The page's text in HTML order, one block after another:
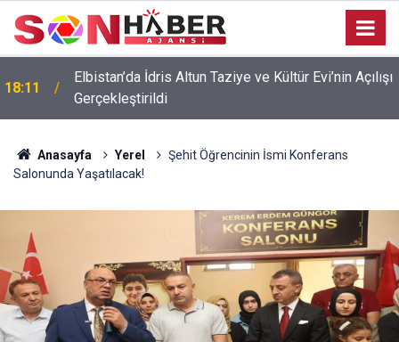
18:11
Elbistan’da İdris Altun Taziye ve Kültür Evi’nin Açılışı
Gerçekleştirildi
Anasayfa Yerel
Şehit Öğrencinin İsmi Konferans
Salonunda Yaşatılacak!